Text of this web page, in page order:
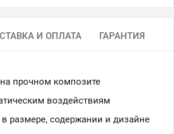
И ОПЛАТА ГАРАНТИЯ
прочном композите
воздействиям
размере, содержании и дизайне